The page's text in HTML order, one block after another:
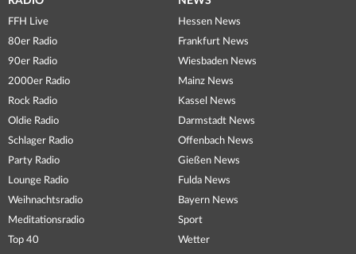
FFH Live
80er Radio
90er Radio
2000er Radio
Rock Radio
Oldie Radio
Schlager Radio
Party Radio
Lounge Radio
Weihnachtsradio
Meditationsradio
Top 40
Hessen News
Frankfurt News
Wiesbaden News
Mainz News
Kassel News
Darmstadt News
Offenbach News
Gießen News
Fulda News
Bayern News
Sport
Wetter